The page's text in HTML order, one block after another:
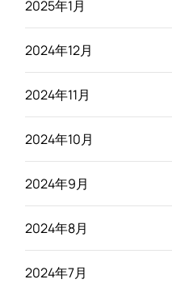
2025年1月
2024年12月
2024年11月
2024年10月
2024年9月
2024年8月
2024年7月